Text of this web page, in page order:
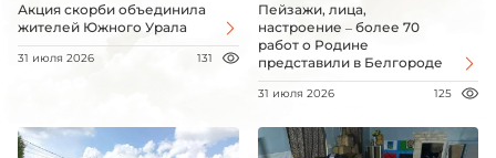
Акция скорби объединила
жителей Южного Урала
31 июля 2026 131
Пейзажи, лица,
настроение – более 70
работ о Родине
представили в Белгороде
31 июля 2026 125